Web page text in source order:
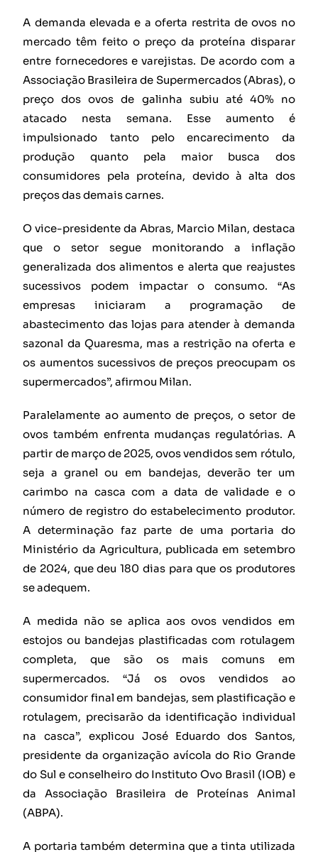
A demanda elevada e a oferta restrita de ovos no
mercado têm feito o preço da proteína disparar
entre fornecedores e varejistas. De acordo com a
Associação Brasileira de Supermercados (Abras), o
preço dos ovos de galinha subiu até 40% no
atacado nesta semana. Esse aumento é
impulsionado tanto pelo encarecimento da
produção quanto pela maior busca dos
consumidores pela proteína, devido à alta dos
preços das demais carnes.
O vice-presidente da Abras, Marcio Milan, destaca
que o setor segue monitorando a inflação
generalizada dos alimentos e alerta que reajustes
sucessivos podem impactar o consumo. “As
empresas iniciaram a programação de
abastecimento das lojas para atender à demanda
sazonal da Quaresma, mas a restrição na oferta e
os aumentos sucessivos de preços preocupam os
supermercados”, afirmou Milan.
Paralelamente ao aumento de preços, o setor de
ovos também enfrenta mudanças regulatórias. A
partir de março de 2025, ovos vendidos sem rótulo,
seja a granel ou em bandejas, deverão ter um
carimbo na casca com a data de validade e o
número de registro do estabelecimento produtor.
A determinação faz parte de uma portaria do
Ministério da Agricultura, publicada em setembro
de 2024, que deu 180 dias para que os produtores
se adequem.
A medida não se aplica aos ovos vendidos em
estojos ou bandejas plastificadas com rotulagem
completa, que são os mais comuns em
supermercados. “Já os ovos vendidos ao
consumidor final em bandejas, sem plastificação e
rotulagem, precisarão da identificação individual
na casca”, explicou José Eduardo dos Santos,
presidente da organização avícola do Rio Grande
do Sul e conselheiro do Instituto Ovo Brasil (IOB) e
da Associação Brasileira de Proteínas Animal
(ABPA).
A portaria também determina que a tinta utilizada